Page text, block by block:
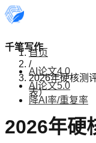
千笔写作
AI论文4.0
AI论文5.0
降AI率/重复率
首页
/
2026年硬核测
表）
2026年硬